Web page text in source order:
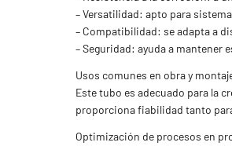
– Versatilidad: apto para
– Compatibilidad: se adapta a
– Seguridad: ayuda a mantener
Usos comunes en obra y
Este tubo es adecuado para la
proporciona fiabilidad tanto
Optimización de procesos en